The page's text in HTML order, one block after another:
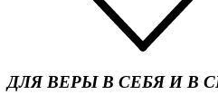
ДЛЯ ВЕРЫ В СЕБЯ И В